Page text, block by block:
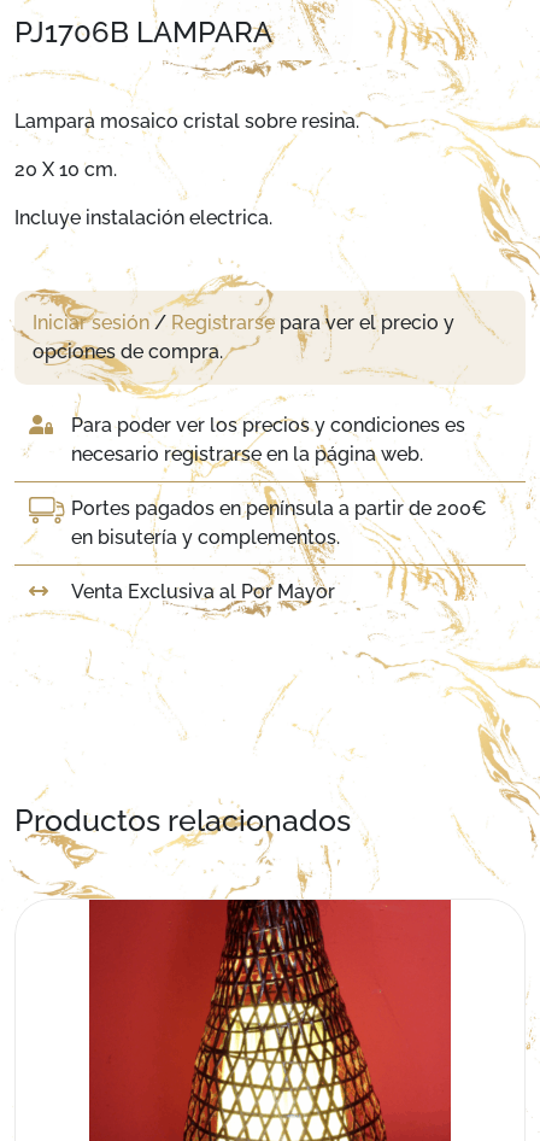
PJ1706B LAMPARA
Lampara mosaico cristal sobre resina.
20 X 10 cm.
Incluye instalación electrica.
Iniciar sesión/ Registrarse para ver el precio y
opciones de compra.
Para poder ver los precios y condiciones es
necesario registrarse en la página web.
Portes pagados en península a partir de 200€
en bisutería y complementos.
Venta Exclusiva al Por Mayor
Productos relacionados